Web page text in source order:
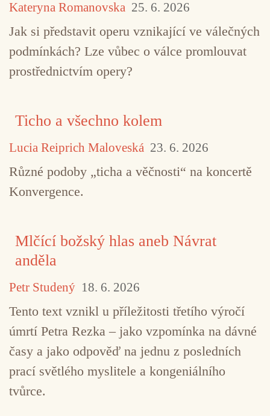
TAGY Can Holger Czukay krautrock
Kateryna Romanovska 25. 6. 2026
Jak si představit operu vznikající ve válečných
podmínkách? Lze vůbec o válce promlouvat
prostřednictvím opery?
Ticho a všechno kolem
Lucia Reiprich Maloveská 23. 6. 2026
Různé podoby „ticha a věčnosti“ na koncertě
Konvergence.
Mlčící božský hlas aneb Návrat
anděla
Petr Studený 18. 6. 2026
Tento text vznikl u příležitosti třetího výročí
úmrtí Petra Rezka – jako vzpomínka na dávné
časy a jako odpověď na jednu z posledních
prací světlého myslitele a kongeniálního
tvůrce.